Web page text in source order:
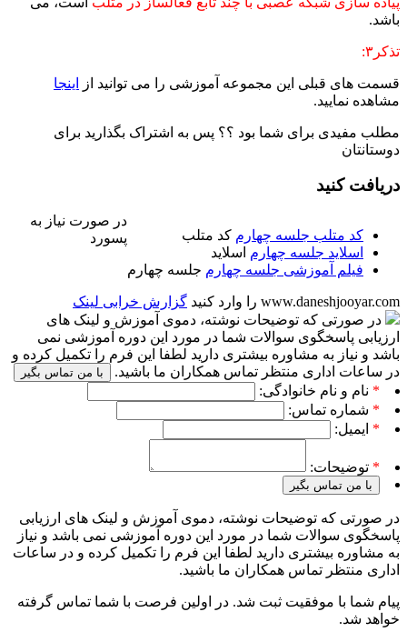
باشد.
تذکر۳:
قسمت های قبلی این مجموعه آموزشی را می توانید از
اینجا
مشاهده نمایید.
مطلب مفیدی برای شما بود ؟؟ پس به اشتراک بگذارید برای
دوستانتان
دریافت کنید
کد متلب جلسه چهارم کد متلب
اسلاید جلسه چهارم اسلاید
فیلم آموزشی جلسه چهارم جلسه چهارم
در صورت نیاز به
پسورد
www.daneshjooyar.com را وارد کنید
گزارش خرابی لینک
در صورتی که توضیحات نوشته، دموی آموزش و لینک های
ارزیابی پاسخگوی سوالات شما در مورد این دوره آموزشی نمی
باشد و نیاز به مشاوره بیشتری دارید لطفا این فرم را تکمیل کرده و
در ساعات اداری منتظر تماس همکاران ما باشید.
با من تماس بگیر
* نام و نام خانوادگی:
* شماره تماس:
* ایمیل:
* توضیحات:
با من تماس بگیر
در صورتی که توضیحات نوشته، دموی آموزش و لینک های ارزیابی
پاسخگوی سوالات شما در مورد این دوره آموزشی نمی باشد و نیاز
به مشاوره بیشتری دارید لطفا این فرم را تکمیل کرده و در ساعات
اداری منتظر تماس همکاران ما باشید.
پیام شما با موفقیت ثبت شد. در اولین فرصت با شما تماس گرفته
خواهد شد.